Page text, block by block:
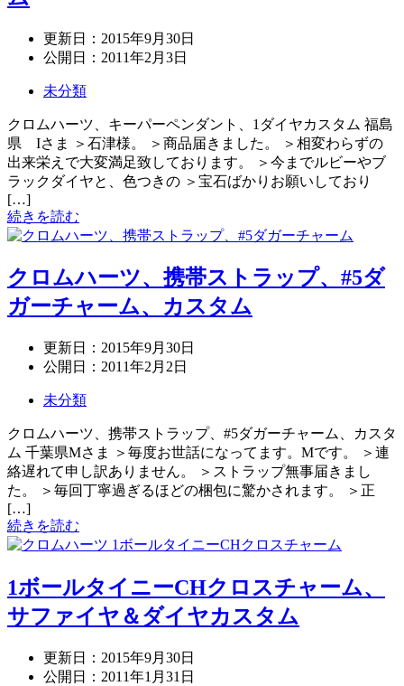
更新日： 2015年9月30日
公開日： 2011年2月3日
未分類
クロムハーツ、キーパーペンダント、1ダイヤカスタム 福島
県 Iさま ＞石津様。 ＞商品届きました。 ＞相変わらずの
出来栄えで大変満足致しております。 ＞今までルビーやブ
ラックダイヤと、色つきの ＞宝石ばかりお願いしており
[…]
続きを読む
クロムハーツ、携帯ストラップ、#5ダ
ガーチャーム、カスタム
更新日： 2015年9月30日
公開日： 2011年2月2日
未分類
クロムハーツ、携帯ストラップ、#5ダガーチャーム、カスタ
ム 千葉県Mさま ＞毎度お世話になってます。Mです。 ＞連
絡遅れて申し訳ありません。 ＞ストラップ無事届きまし
た。 ＞毎回丁寧過ぎるほどの梱包に驚かされます。 ＞正
[…]
続きを読む
1ボールタイニーCHクロスチャーム、
サファイヤ＆ダイヤカスタム
更新日： 2015年9月30日
公開日： 2011年1月31日